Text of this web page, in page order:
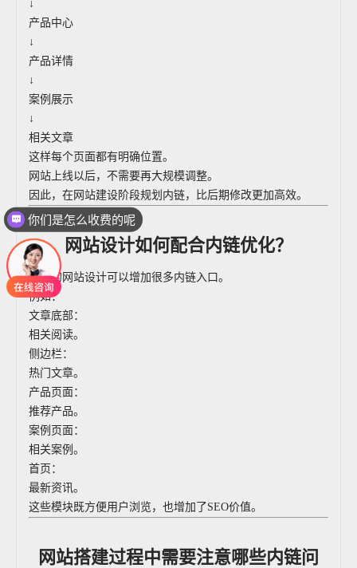
↓
产品中心
↓
产品详情
↓
案例展示
↓
相关文章
这样每个页面都有明确位置。
网站上线以后，不需要再大规模调整。
因此，在网站建设阶段规划内链，比后期修改更加高效。
网站设计如何配合内链优化？
优秀的网站设计可以增加很多内链入口。
例如：
文章底部：
相关阅读。
侧边栏：
热门文章。
产品页面：
推荐产品。
案例页面：
相关案例。
首页：
最新资讯。
这些模块既方便用户浏览，也增加了SEO价值。
网站搭建过程中需要注意哪些内链问
你们是怎么收费的呢